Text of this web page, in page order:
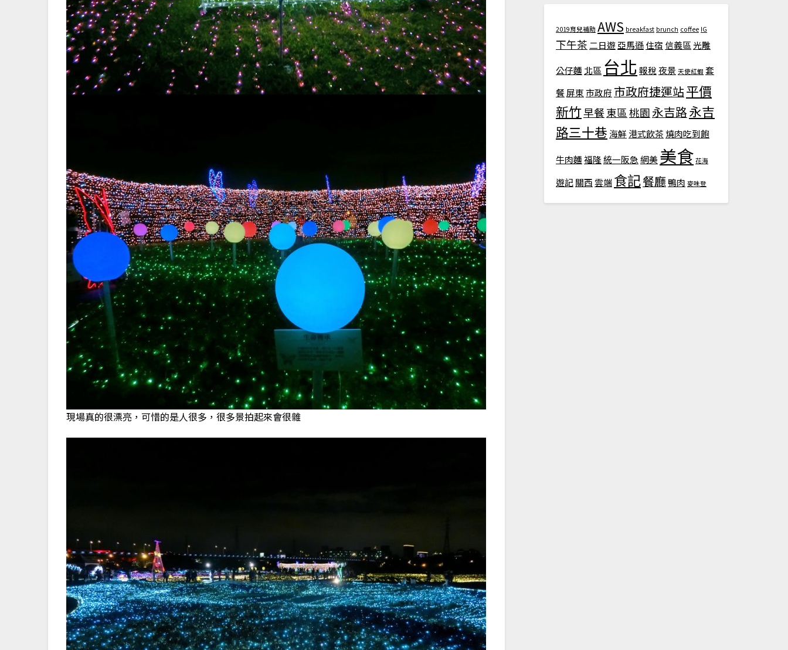
現場真的很漂亮，可惜的是人很多，很多景拍起來會很雜
2019育兒補助 AWS breakfast brunch coffee IG
下午茶 二日遊亞馬遜住宿 信義區 光雕
公仔麵 北區 台北報稅夜景 天使紅蝦 套
餐屏東市政府 市政府捷運站平價
新竹早餐東區桃園永吉路永吉
路三十巷 海鮮港式飲茶 燒肉吃到飽
牛肉麵福隆統一阪急網美 美食 花海
遊記關西雲端食記餐廳鴨肉 麥味登